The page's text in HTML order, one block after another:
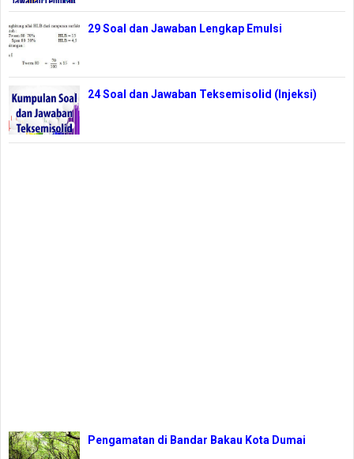
29 Soal dan Jawaban Lengkap Emulsi
24 Soal dan Jawaban Teksemisolid (Injeksi)
Pengamatan di Bandar Bakau Kota Dumai